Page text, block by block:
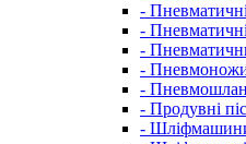
-
-
-
-
-
- Продувні
-